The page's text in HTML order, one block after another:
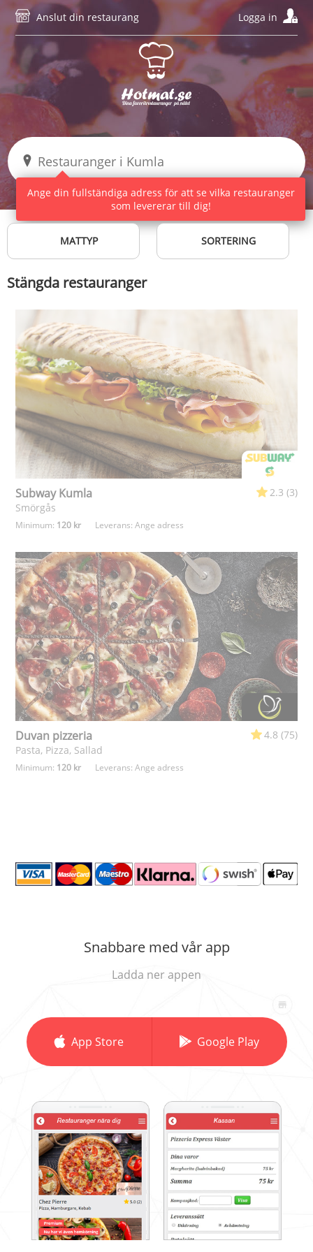
Logga in
Anslut din restaurang
Ange din fullständiga adress för att se vilka restauranger
som levererar till dig!
MATTYP SORTERING
Stängda restauranger
Subway Kumla
2.3 (3)
Smörgås
Minimum: 120 kr Leverans: Ange adress
Duvan pizzeria
4.8 (75)
Pasta, Pizza, Sallad
Minimum: 120 kr Leverans: Ange adress
Snabbare med vår app
Ladda ner appen
App Store Google Play